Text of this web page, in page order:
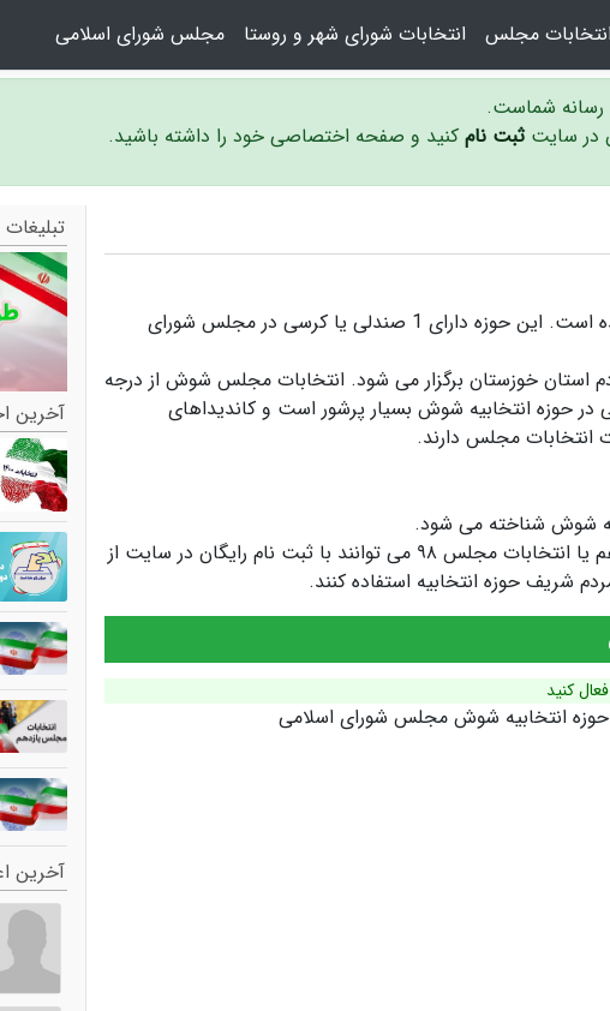
انتخابات مجلس انتخابات شورای شهر و روستا مجلس شورای اسلامی
رسانه شماست.
در سایت ثبت نام کنید و صفحه اختصاصی خود را داشته باشید.
حوزه انتخابیه شوش در استان خوزستان واقع شده است. این حوزه دارای 1 صندلی یا کرسی در مجلس شورای
استان خوزستان برگزار می شود. انتخابات مجلس شوش از درجه
در حوزه انتخابیه شوش بسیار پرشور است و کاندیداهای
انتخابات مجلس دارند.
شوش شناخته می شود.
کاندیداها و سیاستمداران انتخابات مجلس یازدهم یا انتخابات مجلس ۹۸ می توانند با ثبت نام رایگان در سایت از
شریف حوزه انتخابیه استفاده کنند.
کنید
انتخابیه شوش مجلس شورای اسلامی
تبلیغات
آخرین
آخرین